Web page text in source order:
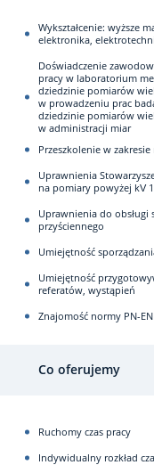
Wykształcenie: wyższe
elektronika,
Doświadczenie
pracy w laboratorium
dziedzinie pomiarów
w prowadzeniu prac
dziedzinie pomiarów
w administracji miar
Przeszkolenie w
Uprawnienia
na pomiary powyżej kV 1
Uprawnienia do obsługi
przyściennego
Umiejętność
Umiejętność
referatów, wystąpień
Znajomość normy PN-EN
Co oferujemy
Ruchomy czas pracy
Indywidualny rozkład